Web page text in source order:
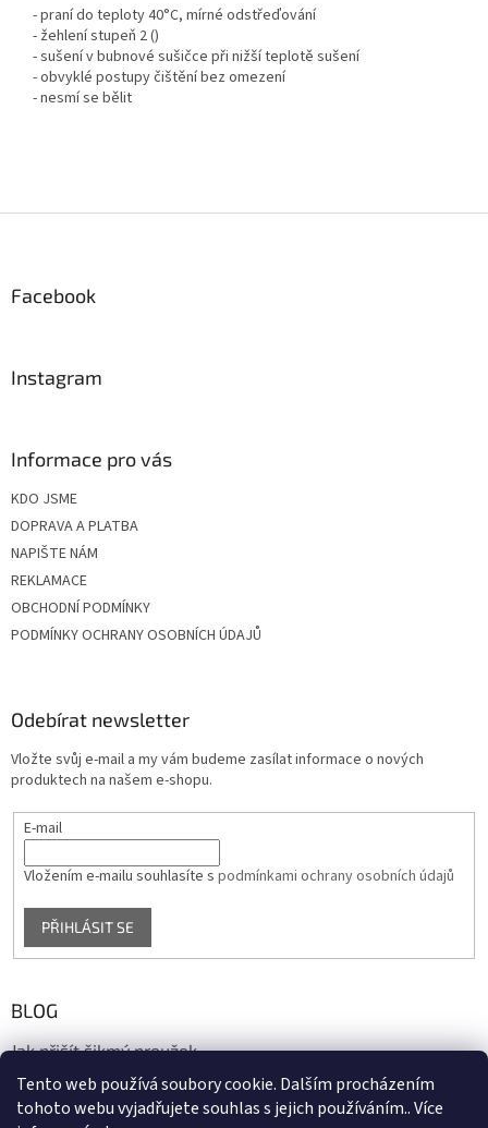
Tento web používá soubory cookie. Dalším procházením
tohoto webu vyjadřujete souhlas s jejich používáním.. Více
- praní do teploty 40°C, mírné odstřeďování
- žehlení stupeň 2 ()
- sušení v bubnové sušičce při nižší teplotě sušení
- obvyklé postupy čištění bez omezení
- nesmí se bělit
Facebook
Instagram
Informace pro vás
KDO JSME
DOPRAVA A PLATBA
NAPIŠTE NÁM
REKLAMACE
OBCHODNÍ PODMÍNKY
PODMÍNKY OCHRANY OSOBNÍCH ÚDAJŮ
Odebírat newsletter
Vložte svůj e-mail a my vám budeme zasílat informace o nových
produktech na našem e-shopu.
E-mail
Vložením e-mailu souhlasíte s podmínkami ochrany osobních údajů
PŘIHLÁSIT SE
BLOG
Jak přišít šikmý proužek
17.10.2020